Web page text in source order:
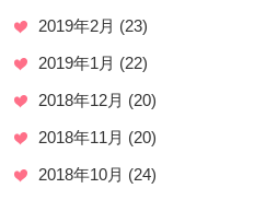
2019年2月 (23)
2019年1月 (22)
2018年12月 (20)
2018年11月 (20)
2018年10月 (24)